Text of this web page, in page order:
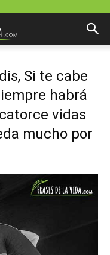
Si te cabe
habrá
vidas
mucho por